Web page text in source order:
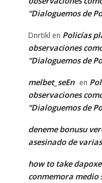
“Dialoguemos de
Dnrtikl en Policías
observaciones
“Dialoguemos de
melbet_seEn en
observaciones
“Dialoguemos de
deneme bonusu
asesinado de
how to take
conmemora medio